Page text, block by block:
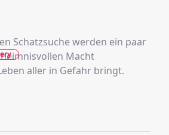
Schatzsuche werden ein paar
Macht
aller in Gefahr bringt.